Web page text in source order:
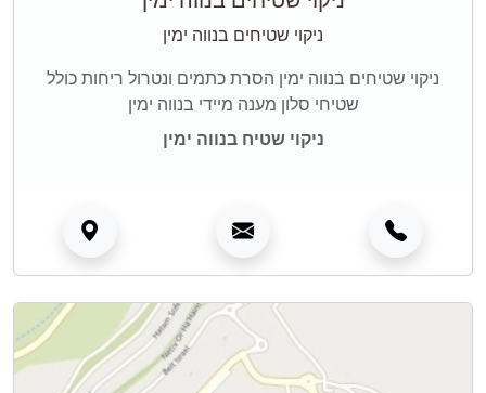
ניקוי שטיחים בנווה ימין
ניקוי שטיחים בנווה ימין הסרת כתמים ונטרול ריחות כולל
שטיחי סלון מענה מיידי בנווה ימין
ניקוי שטיח בנווה ימין